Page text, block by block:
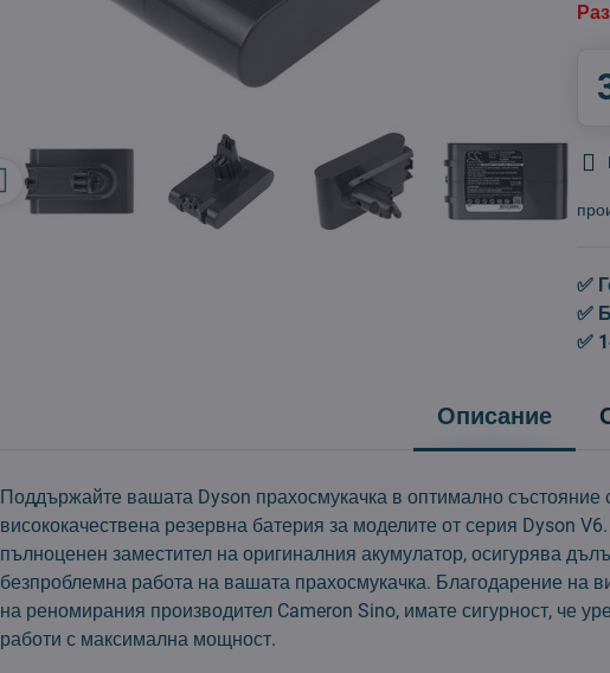
✅
✅
✅
Описание
Поддържайте вашата Dyson прахосмукачка в оптимално състояние
висококачествена резервна батерия за моделите от серия Dyson
пълноценен заместител на оригиналния акумулатор, осигурява
безпроблемна работа на вашата прахосмукачка. Благодарение на
на реномирания производител Cameron Sino, имате сигурност, че
работи с максимална мощност.